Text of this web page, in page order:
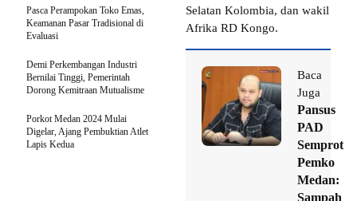
Selatan Kolombia, dan wakil
Afrika RD Kongo.
Baca
Juga
Pansus
PAD
Semprot
Pemko
Medan:
Sampah
Pasca Perampokan Toko Emas,
Keamanan Pasar Tradisional di
Evaluasi
Demi Perkembangan Industri
Bernilai Tinggi, Pemerintah
Dorong Kemitraan Mutualisme
Porkot Medan 2024 Mulai
Digelar, Ajang Pembuktian Atlet
Lapis Kedua